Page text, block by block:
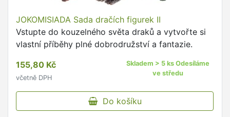
JOKOMISIADA Sada dračích figurek II
Vstupte do kouzelného světa draků a vytvořte si
vlastní příběhy plné dobrodružství a fantazie.
155,80 Kč
včetně DPH
Skladem > 5 ks Odesíláme
ve středu
Do košíku